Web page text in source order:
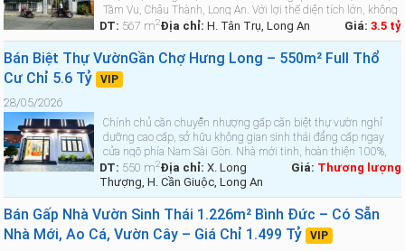
Tầm Vu, Châu Thành, Long An. Với lợi thế diện tích lớn, không
gian sân vườn thoáng mát cùng vị trí thuận tiện di chuyển,
đây…Xem chi tiết »
DT: 567 m2 Giá: 3.5 tỷ
Địa chỉ: H. Tân Trụ, Long An
Bán Biệt Thự VườnGần Chợ Hưng Long – 550m² Full Thổ
Cư Chỉ 5.6 Tỷ
VIP
28/05/2026
Chính chủ cần chuyển nhượng gấp căn biệt thự vườn nghỉ
dưỡng cao cấp, sở hữu không gian sinh thái đẳng cấp ngay
cửa ngõ phía Nam Sài Gòn. Nhà mới tinh, hoàn thiện 100%,
bàn giao ngay kèm toàn bộ nội thất cao cấp. - Diện tích: 550
m² (Thế …Xem chi tiết »
DT: 550 m2 Giá: Thương lượng
Địa chỉ: X. Long
Thượng, H. Cần Giuộc, Long An
Bán Gấp Nhà Vườn Sinh Thái 1.226m² Bình Đức – Có Sẵn
Nhà Mới, Ao Cá, Vườn Cây – Giá Chỉ 1.499 Tỷ
VIP